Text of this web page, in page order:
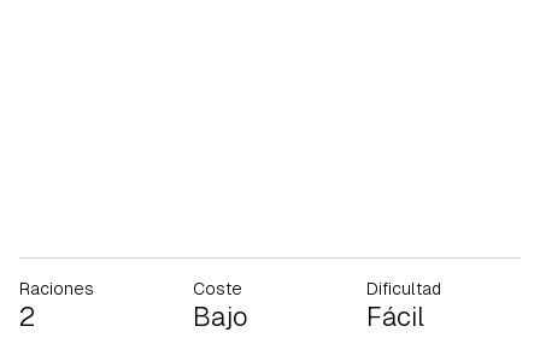
Raciones
2
Coste
Bajo
Dificultad
Fácil